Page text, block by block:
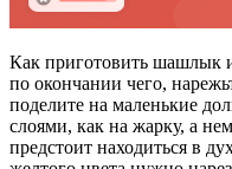
Как приготовить шашлык
по окончании чего,
поделите на маленькие
слоями, как на жарку, а
предстоит находиться в